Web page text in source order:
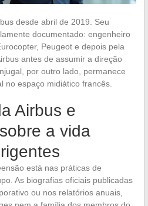
desde abril de 2019. Seu
documentado: engenheiro
Peugeot e depois pela
antes de assumir a direção
por outro lado, permanece
no espaço midiático francês.
Airbus e
a vida
está nas práticas de
As biografias oficiais publicadas
ou nos relatórios anuais,